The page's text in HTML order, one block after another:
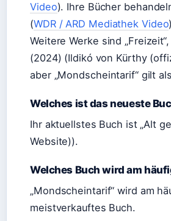
Video). Ihre Bücher
(WDR / ARD Mediathek Video
Weitere Werke sind
(2024) (Ildikó von Kürthy
aber „Mondscheintarif“ gilt
Welches ist das neueste
Ihr aktuellstes Buch ist „Alt
Website)).
Welches Buch wird am
„Mondscheintarif“ wird am
meistverkauftes Buch.